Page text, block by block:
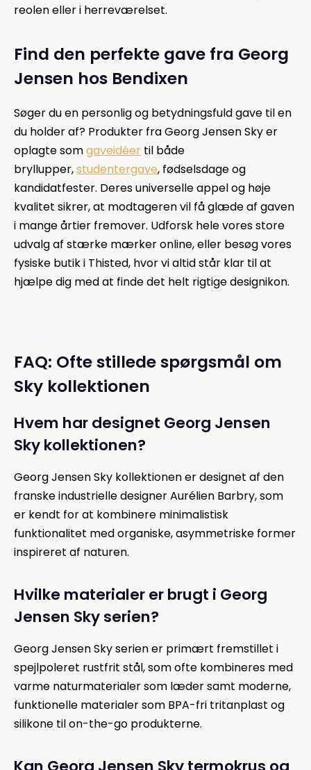
reolen eller i herreværelset.
Find den perfekte gave fra Georg
Jensen hos Bendixen
Søger du en personlig og betydningsfuld gave til en
du holder af? Produkter fra Georg Jensen Sky er
oplagte somgaveidéer til både
bryllupper,studentergave, fødselsdage og
kandidatfester. Deres universelle appel og høje
kvalitet sikrer, at modtageren vil få glæde af gaven
i mange årtier fremover. Udforsk hele vores store
udvalg af stærke mærker online, eller besøg vores
fysiske butik i Thisted, hvor vi altid står klar til at
hjælpe dig med at finde det helt rigtige designikon.
FAQ: Ofte stillede spørgsmål om
Sky kollektionen
Hvem har designet Georg Jensen
Sky kollektionen?
Georg Jensen Sky kollektionen er designet af den
franske industrielle designer Aurélien Barbry, som
er kendt for at kombinere minimalistisk
funktionalitet med organiske, asymmetriske former
inspireret af naturen.
Hvilke materialer er brugt i Georg
Jensen Sky serien?
Georg Jensen Sky serien er primært fremstillet i
spejlpoleret rustfrit stål, som ofte kombineres med
varme naturmaterialer som læder samt moderne,
funktionelle materialer som BPA-fri tritanplast og
silikone til on-the-go produkterne.